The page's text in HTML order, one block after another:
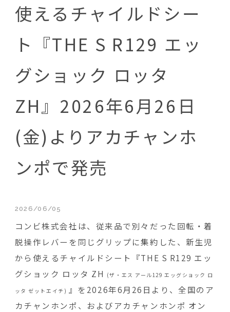
使えるチャイルドシー
ト『THE S R129 エッ
グショック ロッタ
ZH』2026年6月26日
(金)よりアカチャンホ
ンポで発売
2026/06/05
コンビ株式会社は、従来品で別々だった回転・着
脱操作レバーを同じグリップに集約した、新生児
から使えるチャイルドシート『THE S R129 エッ
グショック ロッタ ZH (ザ・エス アール129 エッグショック ロ
ッタ ゼットエイチ) 』を2026年6月26日より、全国のア
カチャンホンポ、およびアカチャンホンポ オン